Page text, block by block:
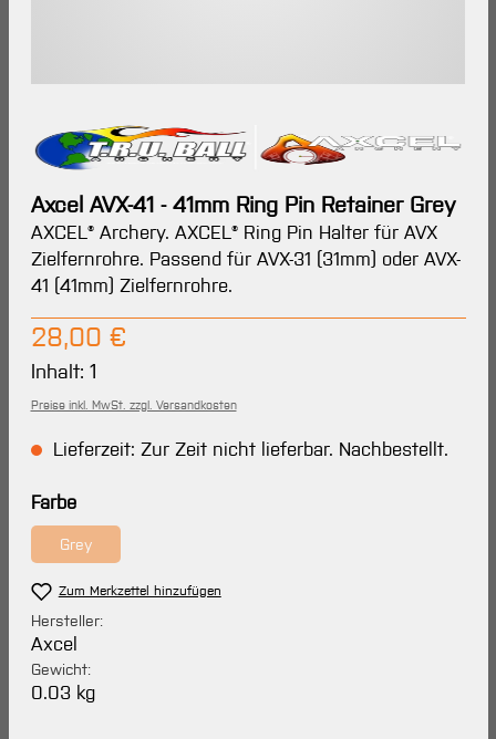
Axcel AVX-41 - 41mm Ring Pin Retainer Grey
AXCEL® Archery. AXCEL® Ring Pin Halter für AVX
Zielfernrohre. Passend für AVX-31 (31mm) oder AVX-
41 (41mm) Zielfernrohre.
Regulärer Preis:
28,00 €
Inhalt: 1
Preise inkl. MwSt. zzgl. Versandkosten
Lieferzeit: Zur Zeit nicht lieferbar. Nachbestellt.
Farbeauswählen
Grey
(Diese Option ist zurzeit nicht verfügbar.)
Zum Merkzettel hinzufügen
Hersteller:
Axcel
Gewicht:
0.03 kg